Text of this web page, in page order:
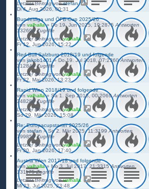
Letzter Beitragvonstefan
Di 4. Aug 2026, 00:31
Bundesliga und ÖFB-Cup 2025/26
von valhalla» Do 19. Jun 2025, 19:2875 Antworten
132693Zugriffe
Letzter Beitragvonvalhalla
Fr 12. Jun 2026, 15:22
Red Bull Salzburg 2018/19 und folgende
von jakob1401 »Do 19. Jul 2018, 07:2360Antworten
312844Zugriffe
Letzter Beitragvonvalhalla
Fr 22. Mai 2026, 13:23
Rapid Wien 2018/19 und folgende
von valhalla» Sa 1. Sep 2018, 00:2069Antworten
348280Zugriffe
Letzter Beitragvonvalhalla
So 29. Mär 2026, 15:08
Re: Europacupstarter 2025/26
von stefan»So 2. Mär 2025, 11:3199Antworten
799855Zugriffe
Letzter Beitragvonvalhalla
Fr 30. Jan 2026, 17:40
Austria Wien 2017/18 und folgende
von valhalla» Mo 3. Jul 2017, 21:3315Antworten
131175Zugriffe
Letzter Beitragvonvalhalla
Mi 23. Jul 2025, 23:48